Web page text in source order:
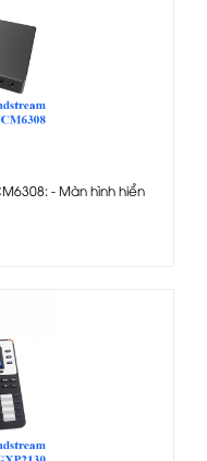
- Màn hình hiển